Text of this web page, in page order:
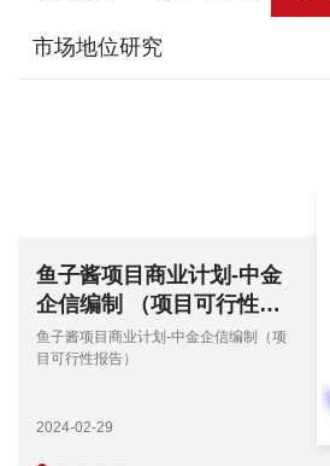
市场地位研究
鱼子酱项目商业计划-中金
企信编制 （项目可行性报
告）
鱼子酱项目商业计划-中金企信编制（项
目可行性报告）
2024-02-29